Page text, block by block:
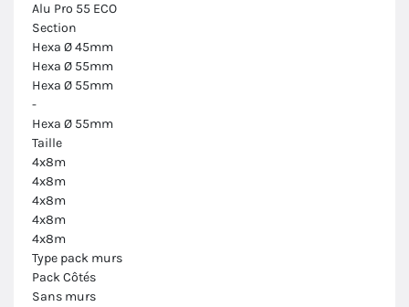
Alu Pro 55 ECO
Section
Hexa Ø 45mm
Hexa Ø 55mm
Hexa Ø 55mm
-
Hexa Ø 55mm
Taille
4x8m
4x8m
4x8m
4x8m
4x8m
Type pack murs
Pack Côtés
Sans murs